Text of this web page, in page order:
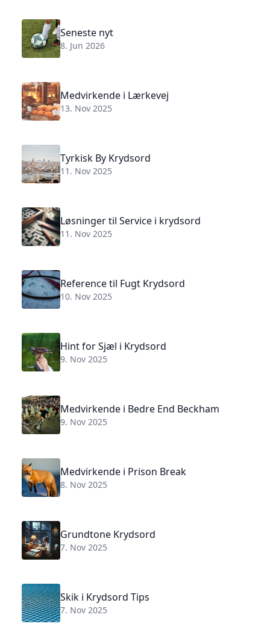
Seneste nyt
8. Jun 2026
Medvirkende i Lærkevej
13. Nov 2025
Tyrkisk By Krydsord
11. Nov 2025
Løsninger til Service i krydsord
11. Nov 2025
Reference til Fugt Krydsord
10. Nov 2025
Hint for Sjæl i Krydsord
9. Nov 2025
Medvirkende i Bedre End Beckham
9. Nov 2025
Medvirkende i Prison Break
8. Nov 2025
Grundtone Krydsord
7. Nov 2025
Skik i Krydsord Tips
7. Nov 2025